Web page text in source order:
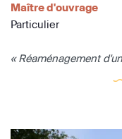
Maître d'ouvrage
Particulier
« Réaménagement